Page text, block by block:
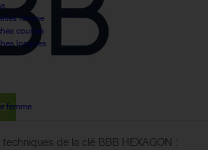
femme
courtes
longues
femme
de la clé BBB HEXAGON :